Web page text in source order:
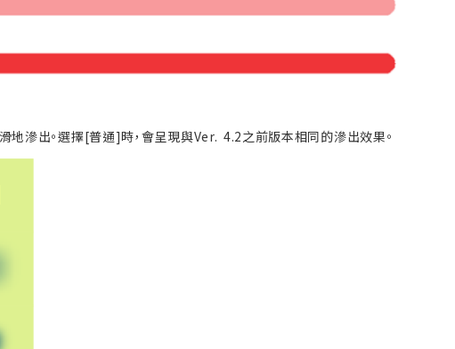
地滲出。選擇[普通]時，會呈現與Ver. 4.2之前版本相同的滲出效果。